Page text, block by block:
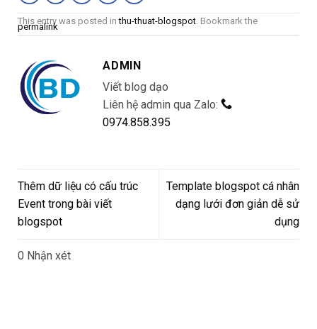
This entry was posted inthu-thuat-blogspot . Bookmark the
permalink
ADMIN
Viết blog dạo
Liên hệ admin qua Zalo:
0974.858.395
Thêm dữ liệu có cấu trúc
Event trong bài viết
blogspot
Template blogspot cá nhân
dạng lưới đơn giản dễ sử
dụng
0 Nhận xét